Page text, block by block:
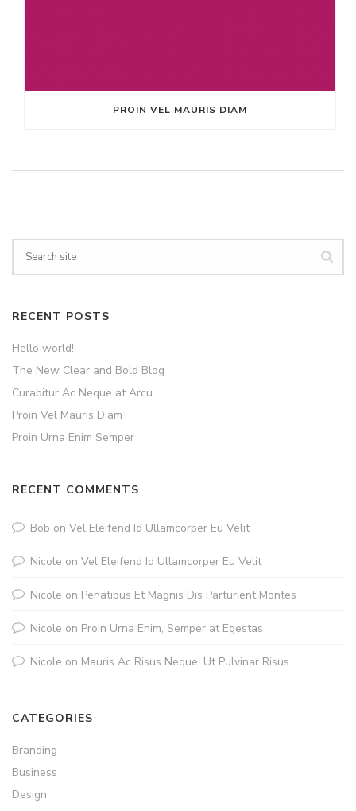
PROIN VEL MAURIS DIAM
RECENT POSTS
Hello world!
The New Clear and Bold Blog
Curabitur Ac Neque at Arcu
Proin Vel Mauris Diam
Proin Urna Enim Semper
RECENT COMMENTS
Bob on Vel Eleifend Id Ullamcorper Eu Velit
Nicole on Vel Eleifend Id Ullamcorper Eu Velit
Nicole on Penatibus Et Magnis Dis Parturient Montes
Nicole on Proin Urna Enim, Semper at Egestas
Nicole on Mauris Ac Risus Neque, Ut Pulvinar Risus
CATEGORIES
Branding
Business
Design